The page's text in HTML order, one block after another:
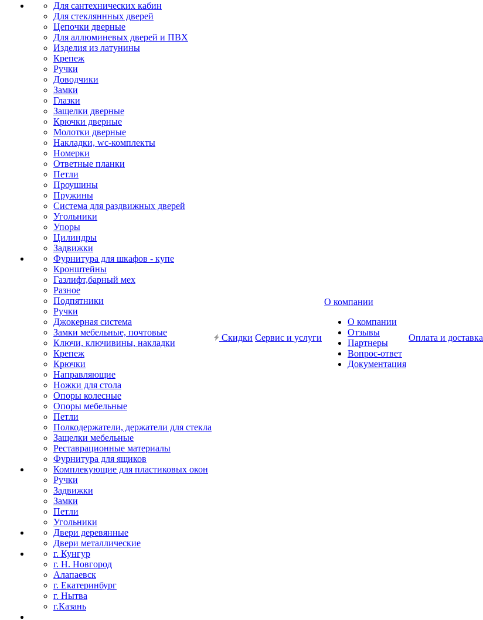
Для сантехнических кабин
Для стекляннных дверей
Цепочки дверные
Для аллюминевых дверей и ПВХ
Изделия из латунины
Крепеж
Ручки
Доводчики
Замки
Глазки
Защелки дверные
Крючки дверные
Молотки дверные
Накладки, wc-комплекты
Номерки
Ответные планки
Петли
Проушины
Пружины
Система для раздвижных дверей
Угольники
Упоры
Цилиндры
Задвижки
Фурнитура для шкафов - купе
Кронштейны
Газлифт,барный мех
Разное
Подпятники
Ручки
Джокерная система
Замки мебельные, почтовые
Ключи, ключивины, накладки
Крепеж
Крючки
Направляющие
Ножки для стола
Опоры колесные
Опоры мебельные
Петли
Полкодержатели, держатели для стекла
Защелки мебельные
Реставрационные материалы
Фурнитура для ящиков
Комплекующие для пластиковых окон
Ручки
Задвижки
Замки
Петли
Угольники
Двери деревянные
Двери металлические
г. Кунгур
г. Н. Новгород
Алапаевск
г. Екатеринбург
г. Нытва
г.Казань
Скидки Сервис и услуги
О компании
О компании
Отзывы
Партнеры
Вопрос-ответ
Документация
Оплата и доставка